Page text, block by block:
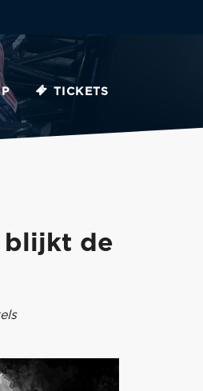
TICKETS
blijkt de